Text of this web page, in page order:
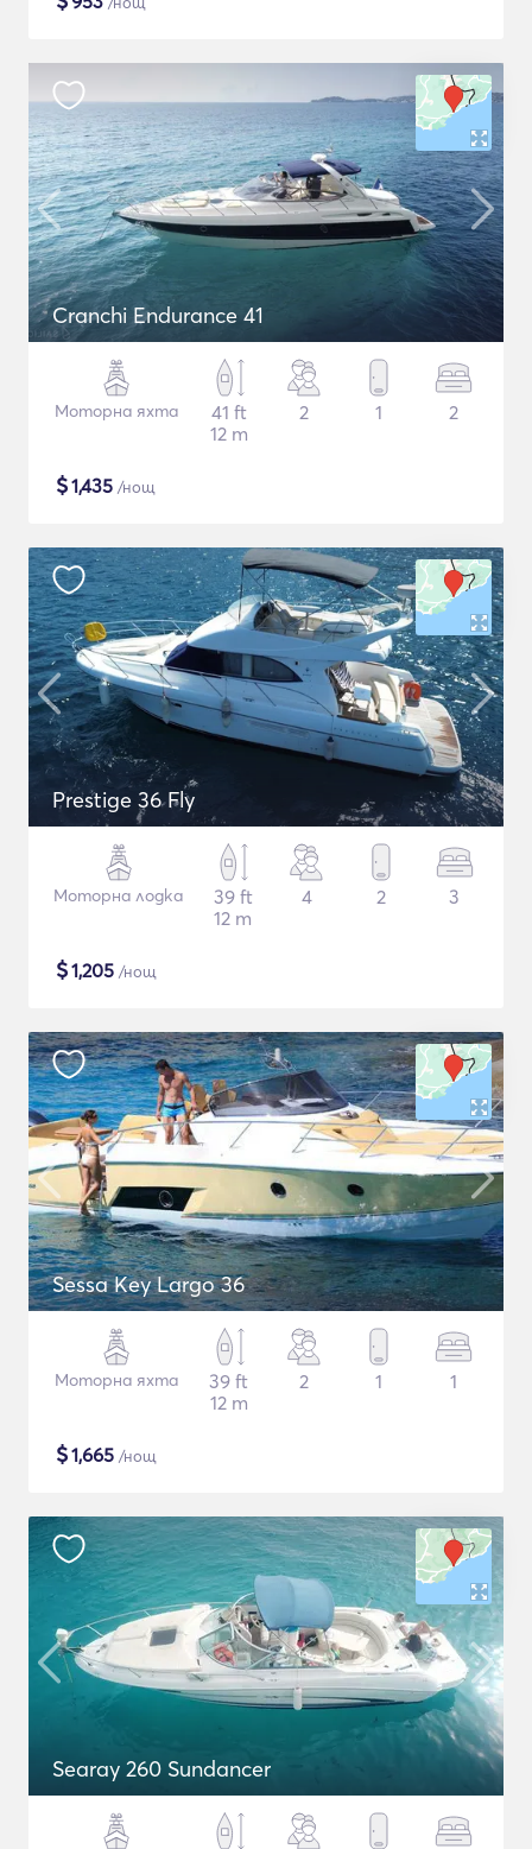
Cranchi Endurance 41
Моторна яхта
41 ft
12 m
2 1 2
$1,435 /нощ
Prestige 36 Fly
Моторна лодка
39 ft
12 m
4 2 3
$1,205 /нощ
Sessa Key Largo 36
Моторна яхта
39 ft
12 m
2 1 1
$1,665 /нощ
Searay 260 Sundancer